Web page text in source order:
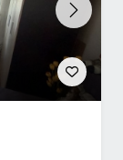
Next